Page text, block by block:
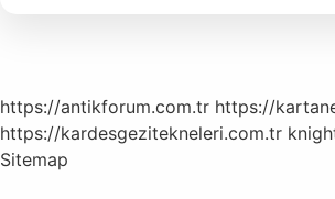
https://antikforum.com.tr https://
https://kardesgezitekneleri.com.tr
Sitemap